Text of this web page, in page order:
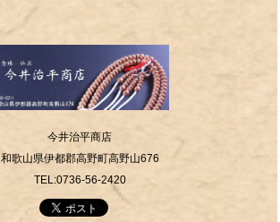
今井治平商店
和歌山県伊都郡高野町高野山676
TEL:0736-56-2420